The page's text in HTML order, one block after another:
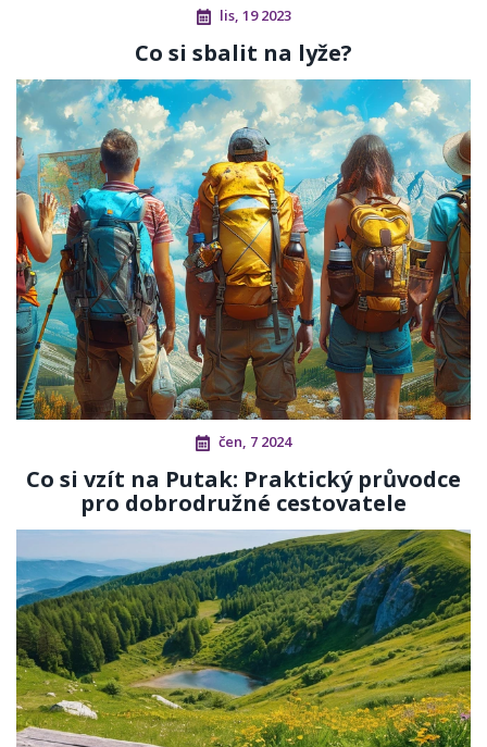
lis, 19 2023
Co si sbalit na lyže?
čen, 7 2024
Co si vzít na Putak: Praktický průvodce
pro dobrodružné cestovatele